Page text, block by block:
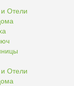
Отели
Отели